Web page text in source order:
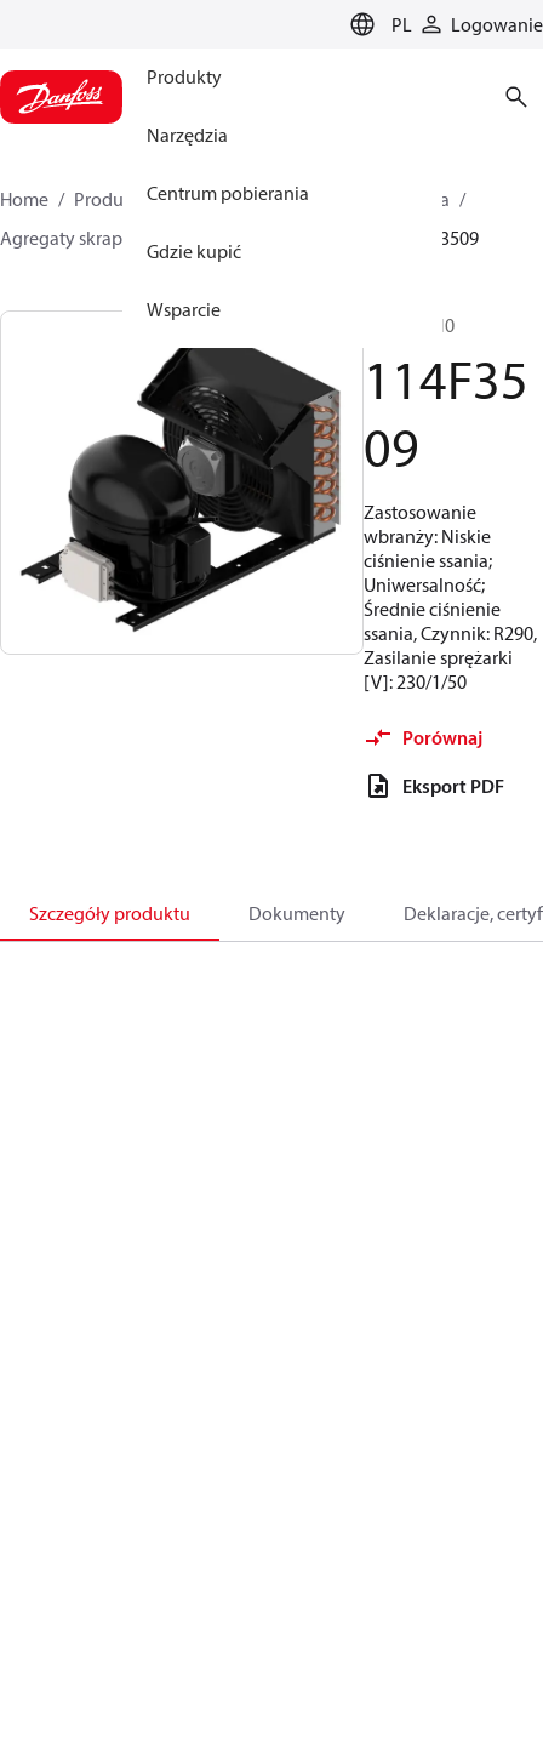
PL Logowanie
Produkty
Narzędzia
Centrum pobierania
Gdzie kupić
Wsparcie
Home Produkty
Climate Solutions dla chłodnictwa
Agregaty skraplające
114F3509
NL9CNXN0
114F35
09
Zastosowanie
wbranży: Niskie
ciśnienie ssania;
Uniwersalność;
Średnie ciśnienie
ssania, Czynnik: R290,
Zasilanie sprężarki
[V]: 230/1/50
Porównaj
Eksport PDF
Szczegóły produktu Dokumenty Deklaracje,